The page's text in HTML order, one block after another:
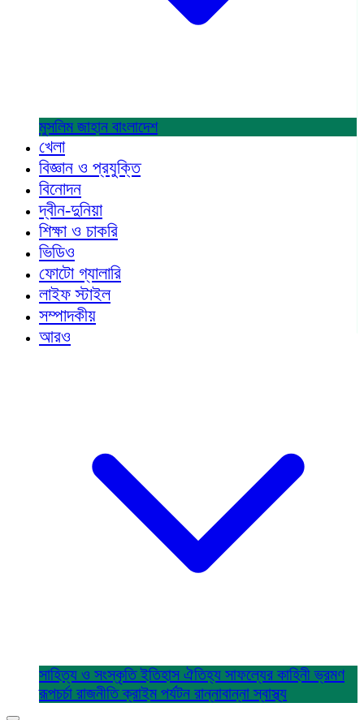
মুসলিম জাহান বাংলাদেশ
খেলা
বিজ্ঞান ও প্রযুক্তি
বিনোদন
দ্বীন-দুনিয়া
শিক্ষা ও চাকরি
ভিডিও
ফোটো গ্যালারি
লাইফ স্টাইল
সম্পাদকীয়
আরও
সাহিত্য ও সংস্কৃতিইতিহাস ঐতিহ্য সাফল্যের কাহিনীভ্রমণ
রূপচর্চা রাজনীতিক্রাইম পর্যটন রান্নাবান্নাস্বাস্থ্য